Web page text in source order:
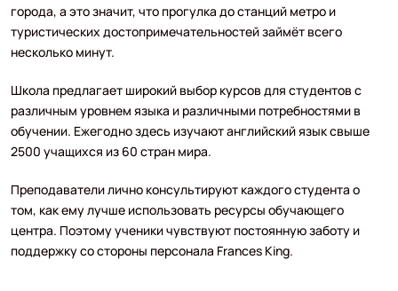
города, а это значит, что прогулка до станций метро и
туристических достопримечательностей займёт всего
несколько минут.
Школа предлагает широкий выбор курсов для студентов с
различным уровнем языка и различными потребностями в
обучении. Ежегодно здесь изучают английский язык свыше
2500 учащихся из 60 стран мира.
Преподаватели лично консультируют каждого студента о
том, как ему лучше использовать ресурсы обучающего
центра. Поэтому ученики чувствуют постоянную заботу и
поддержку со стороны персонала Frances King.